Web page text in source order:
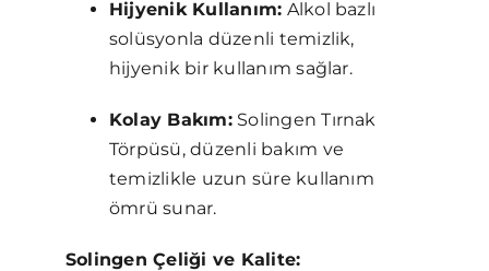
Hijyenik Kullanım: Alkol bazlı
solüsyonla düzenli temizlik,
hijyenik bir kullanım sağlar.
Kolay Bakım:Solingen Tırnak
Törpüsü, düzenli bakım ve
temizlikle uzun süre kullanım
ömrü sunar.
Solingen Çeliği ve Kalite: